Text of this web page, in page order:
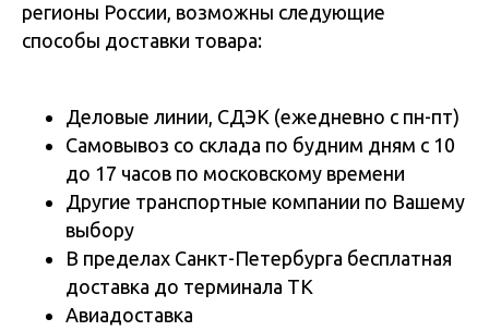
регионы России, возможны следующие
способы доставки товара:
Деловые линии, СДЭК (ежедневно с пн-пт)
Самовывоз со склада по будним дням с 10
до 17 часов по московскому времени
Другие транспортные компании по Вашему
выбору
В пределах Санкт-Петербурга бесплатная
доставка до терминала ТК
Авиадоставка